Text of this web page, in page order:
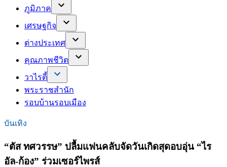
ภูมิภาค
เศรษฐกิจ
ต่างประเทศ
คุณภาพชีวิต
วาไรตี้
พระราชสำนัก
รอบบ้านรอบเมือง
บันเทิง
“ตัส ทศวรรษ” ปลื้มแฟนคลับจัดวันเกิดสุดอบอุ่น “ไร
อัล-ก้อง” ร่วมเซอร์ไพรส์